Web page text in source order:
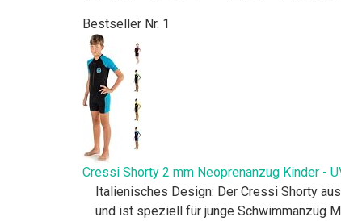
Bestseller Nr. 1
Cressi Shorty 2 mm Neoprenanzug Kinder -
Italienisches Design: Der Cressi Shorty
und ist speziell für junge Schwimmanzug